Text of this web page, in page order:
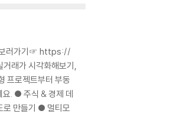
러가기☞ https://
래가 시각화해보기,
프로젝트부터 부동
요. ● 주식 & 경제 데
로 만들기 ● 멀티모